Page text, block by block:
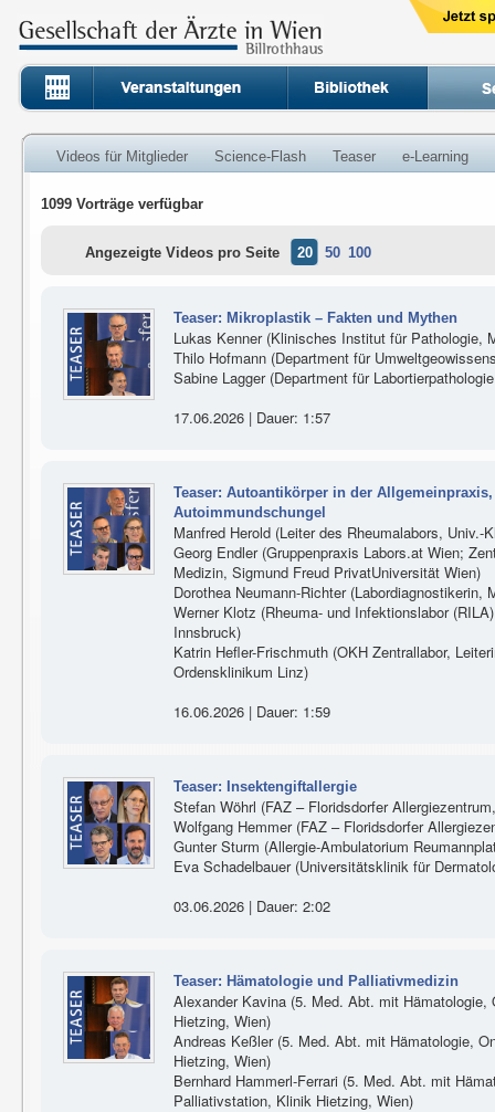
Videos für Mitglieder Science-Flash Teaser e-Learning
1099 Vorträge verfügbar
Angezeigte Videos pro Seite 20 50 100
Teaser: Mikroplastik – Fakten und Mythen
Lukas Kenner (Klinisches Institut für Pathologie,
Thilo Hofmann (Department für
Sabine Lagger (Department für
17.06.2026 | Dauer: 1:57
Teaser: Autoantikörper in der
Autoimmundschungel
Manfred Herold (Leiter des Rheumalabors,
Georg Endler (Gruppenpraxis Labors.at Wien;
Medizin, Sigmund Freud PrivatUniversität Wien)
Dorothea Neumann-Richter (Labordiagnostikerin,
Werner Klotz (Rheuma- und Infektionslabor
Innsbruck)
Katrin Hefler-Frischmuth (OKH Zentrallabor,
Ordensklinikum Linz)
16.06.2026 | Dauer: 1:59
Teaser: Insektengiftallergie
Stefan Wöhrl (FAZ – Floridsdorfer
Wolfgang Hemmer (FAZ – Floridsdorfer
Gunter Sturm (Allergie-Ambulatorium
Eva Schadelbauer (Universitätsklinik für
03.06.2026 | Dauer: 2:02
Teaser: Hämatologie und Palliativmedizin
Alexander Kavina (5. Med. Abt. mit
Hietzing, Wien)
Andreas Keßler (5. Med. Abt. mit Hämatologie,
Hietzing, Wien)
Bernhard Hammerl-Ferrari (5. Med. Abt. mit
Palliativstation, Klinik Hietzing, Wien)